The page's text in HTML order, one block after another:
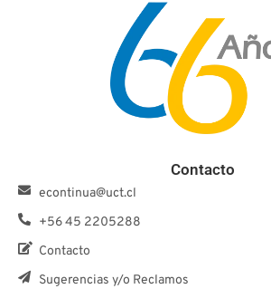
Contacto
econtinua@uct.cl
+56 45 2205288
Contacto
Sugerencias y/o Reclamos